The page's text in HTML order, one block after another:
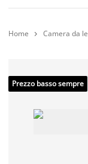
Home  Camera da
Prezzo basso sempre